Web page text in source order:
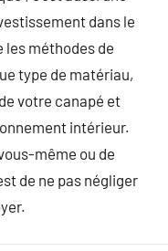
dans le
les méthodes de
type de matériau,
votre canapé et
intérieur.
même ou de
de ne pas négliger